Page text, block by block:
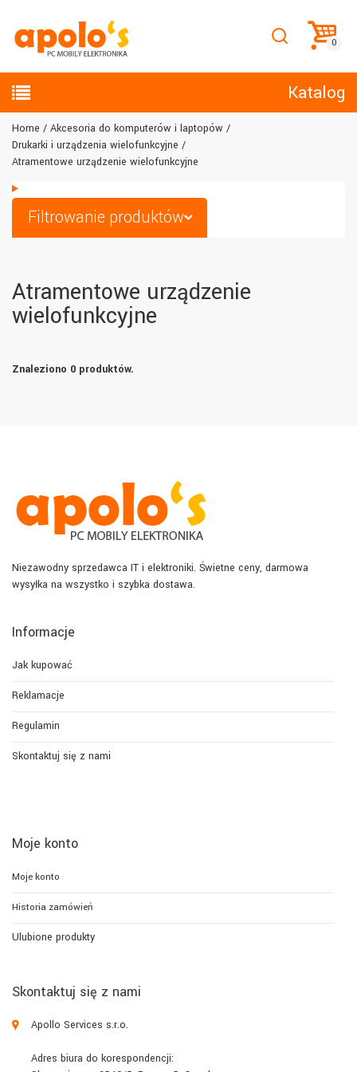
Katalog
Home
Akcesoria do komputerów i laptopów
Drukarki i urządzenia wielofunkcyjne
Atramentowe urządzenie wielofunkcyjne
Filtrowanie produktów
Atramentowe urządzenie
wielofunkcyjne
Znaleziono 0 produktów.
Niezawodny sprzedawca IT i elektroniki. Świetne ceny, darmowa
wysyłka na wszystko i szybka dostawa.
Informacje
Jak kupować
Reklamacje
Regulamin
Skontaktuj się z nami
Moje konto
Moje konto
Historia zamówień
Ulubione produkty
Skontaktuj się z nami
Apollo Services s.r.o.
Adres biura do korespondencji: